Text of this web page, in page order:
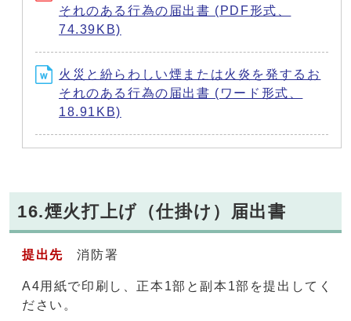
それのある行為の届出書 (PDF形式、
74.39KB)
火災と紛らわしい煙または火炎を発するお
それのある行為の届出書 (ワード形式、
18.91KB)
16.煙火打上げ（仕掛け）届出書
提出先消防署
A4用紙で印刷し、正本1部と副本1部を提出してく
ださい。